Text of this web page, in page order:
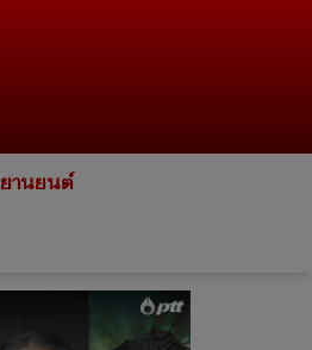
ยานยนต์